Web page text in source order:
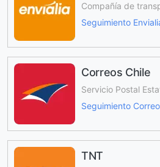
Compañía de
Seguimiento
Correos Chile
Servicio Postal
Seguimiento
TNT